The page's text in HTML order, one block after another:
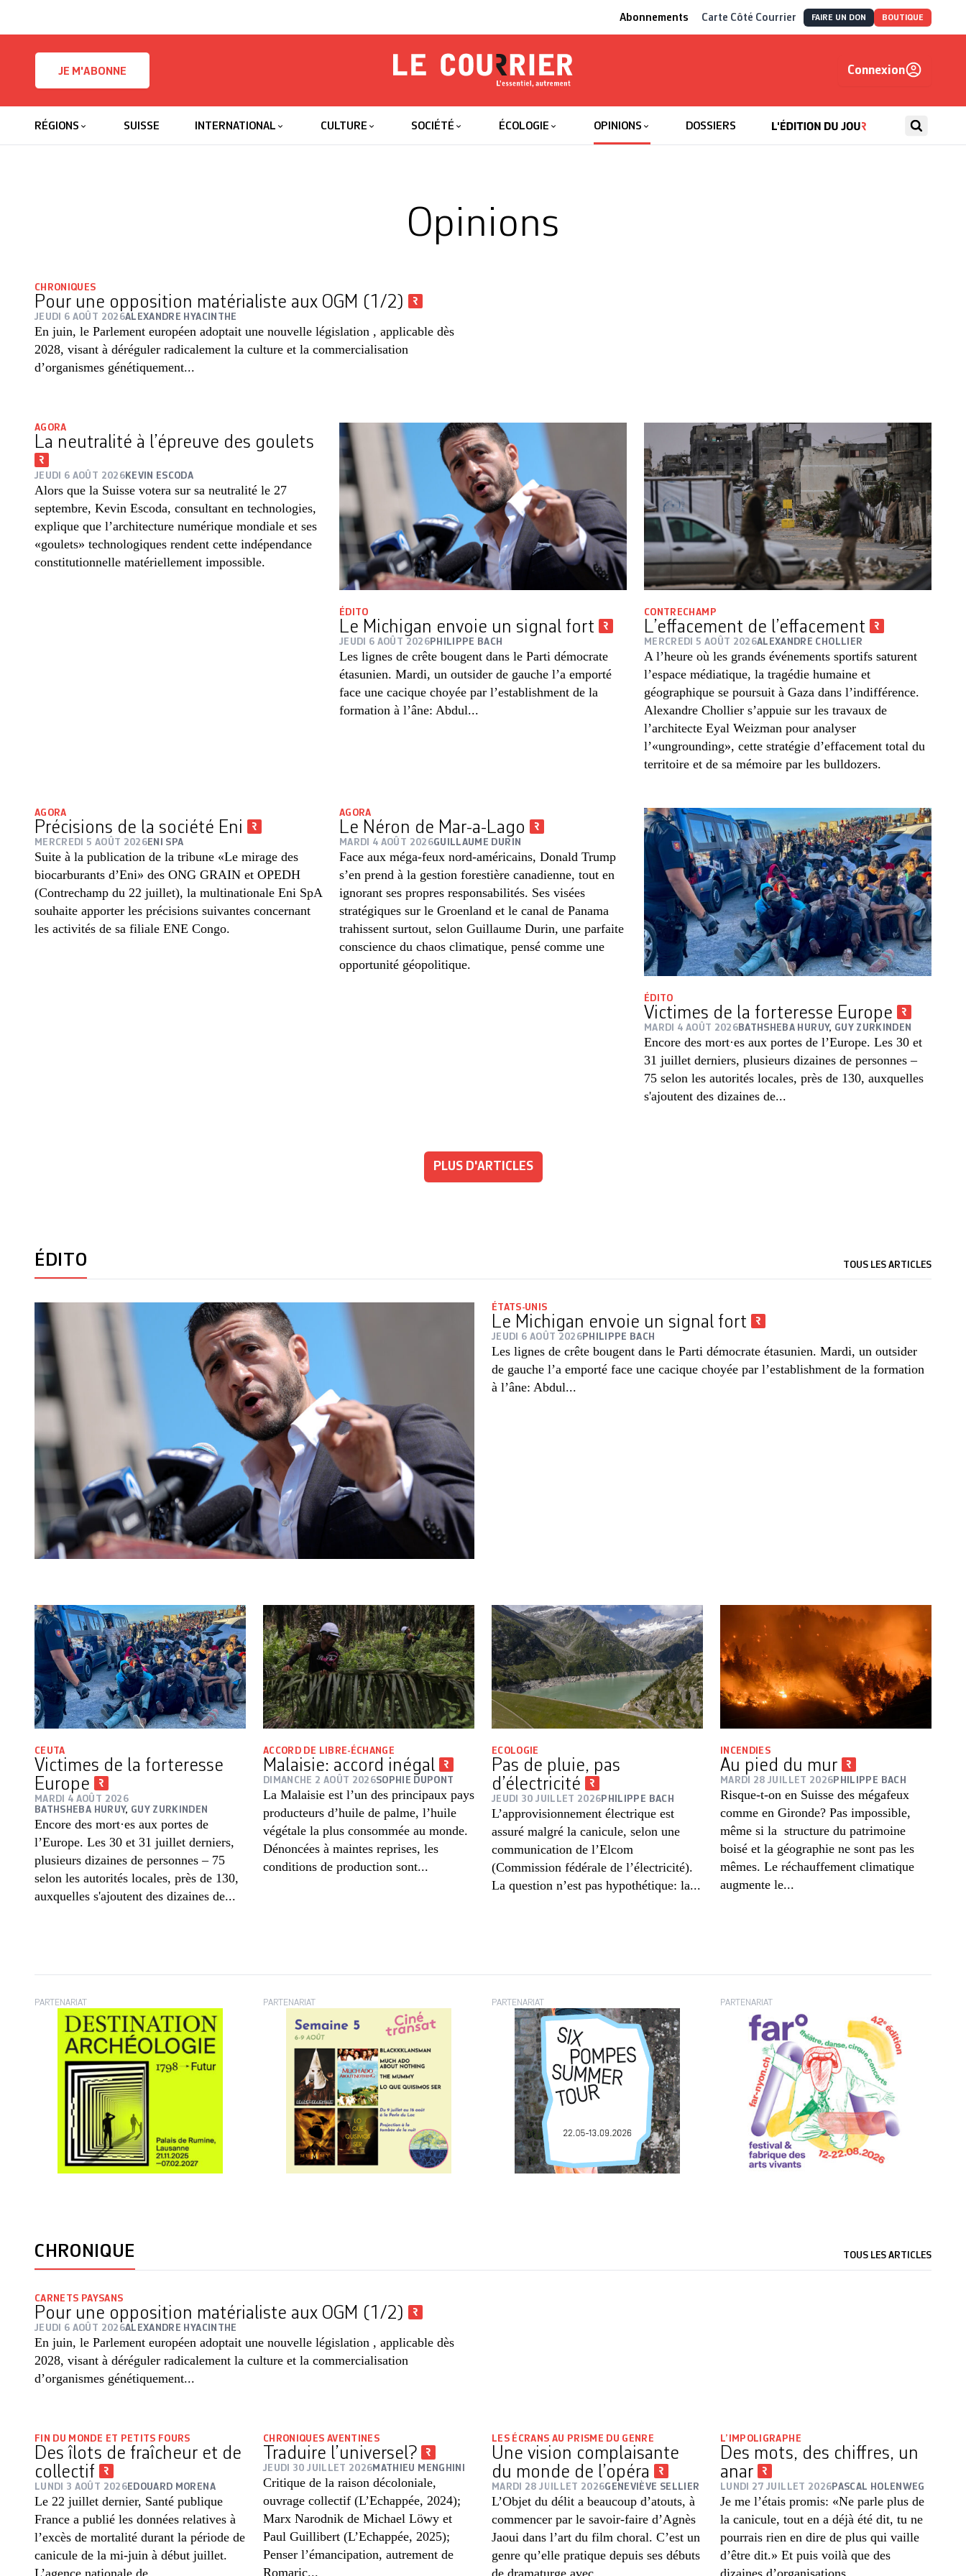
Abonnements Carte Côté Courrier FAIRE UN DON BOUTIQUE
JE M'ABONNE
Le Courrier
Connexion
RÉGIONS SUISSE INTERNATIONAL CULTURE SOCIÉTÉ ÉCOLOGIE OPINIONS DOSSIERS
Opinions
CHRONIQUES
Pour une opposition matérialiste aux OGM (1/2)
JEUDI 6 AOÛT 2026ALEXANDRE HYACINTHE
En juin, le Parlement européen adoptait une nouvelle législation , applicable dès
2028, visant à déréguler radicalement la culture et la commercialisation
d’organismes génétiquement...
AGORA
La neutralité à l’épreuve des goulets
JEUDI 6 AOÛT 2026KEVIN ESCODA
Alors que la Suisse votera sur sa neutralité le 27
septembre, Kevin Escoda, consultant en technologies,
explique que l’architecture numérique mondiale et ses
«goulets» technologiques rendent cette indépendance
constitutionnelle matériellement impossible.
ÉDITO
Le Michigan envoie un signal fort
JEUDI 6 AOÛT 2026PHILIPPE BACH
Les lignes de crête bougent dans le Parti démocrate
étasunien. Mardi, un outsider de gauche l’a emporté
face une cacique choyée par l’establishment de la
formation à l’âne: Abdul...
CONTRECHAMP
L’effacement de l’effacement
MERCREDI 5 AOÛT 2026ALEXANDRE CHOLLIER
A l’heure où les grands événements sportifs saturent
l’espace médiatique, la tragédie humaine et
géographique se poursuit à Gaza dans l’indifférence.
Alexandre Chollier s’appuie sur les travaux de
l’architecte Eyal Weizman pour analyser
l’«ungrounding», cette stratégie d’effacement total du
territoire et de sa mémoire par les bulldozers.
AGORA
Précisions de la société Eni
MERCREDI 5 AOÛT 2026 ENI SPA
Suite à la publication de la tribune «Le mirage des
biocarburants d’Eni» des ONG GRAIN et OPEDH
(Contrechamp du 22 juillet), la multinationale Eni SpA
souhaite apporter les précisions suivantes concernant
les activités de sa filiale ENE Congo.
AGORA
Le Néron de Mar-a-Lago
MARDI 4 AOÛT 2026GUILLAUME DURIN
Face aux méga-feux nord-américains, Donald Trump
s’en prend à la gestion forestière canadienne, tout en
ignorant ses propres responsabilités. Ses visées
stratégiques sur le Groenland et le canal de Panama
trahissent surtout, selon Guillaume Durin, une parfaite
conscience du chaos climatique, pensé comme une
opportunité géopolitique.
ÉDITO
Victimes de la forteresse Europe
MARDI 4 AOÛT 2026BATHSHEBA HURUY, GUY ZURKINDEN
Encore des mort·es aux portes de l’Europe. Les 30 et
31 juillet derniers, plusieurs dizaines de personnes –
75 selon les autorités locales, près de 130, auxquelles
s'ajoutent des dizaines de...
PLUS D'ARTICLES
ÉDITO TOUS LES ARTICLES
ÉTATS-UNIS
Le Michigan envoie un signal fort
JEUDI 6 AOÛT 2026PHILIPPE BACH
Les lignes de crête bougent dans le Parti démocrate étasunien. Mardi, un outsider
de gauche l’a emporté face une cacique choyée par l’establishment de la formation
à l’âne: Abdul...
CEUTA
Victimes de la forteresse
Europe
MARDI 4 AOÛT 2026
BATHSHEBA HURUY, GUY ZURKINDEN
Encore des mort·es aux portes de
l’Europe. Les 30 et 31 juillet derniers,
plusieurs dizaines de personnes – 75
selon les autorités locales, près de 130,
auxquelles s'ajoutent des dizaines de...
ACCORD DE LIBRE-ÉCHANGE
Malaisie: accord inégal
DIMANCHE 2 AOÛT 2026SOPHIE DUPONT
La Malaisie est l’un des principaux pays
producteurs d’huile de palme, l’huile
végétale la plus consommée au monde.
Dénoncées à maintes reprises, les
conditions de production sont...
ECOLOGIE
Pas de pluie, pas
d’électricité
JEUDI 30 JUILLET 2026 PHILIPPE BACH
L’approvisionnement électrique est
assuré malgré la canicule, selon une
communication de l’Elcom
(Commission fédérale de l’électricité).
La question n’est pas hypothétique: la...
INCENDIES
Au pied du mur
MARDI 28 JUILLET 2026 PHILIPPE BACH
Risque-t-on en Suisse des mégafeux
comme en Gironde? Pas impossible,
même si la structure du patrimoine
boisé et la géographie ne sont pas les
mêmes. Le réchauffement climatique
augmente le...
PARTENARIAT PARTENARIAT PARTENARIAT PARTENARIAT
CHRONIQUE TOUS LES ARTICLES
CARNETS PAYSANS
Pour une opposition matérialiste aux OGM (1/2)
JEUDI 6 AOÛT 2026ALEXANDRE HYACINTHE
En juin, le Parlement européen adoptait une nouvelle législation , applicable dès
2028, visant à déréguler radicalement la culture et la commercialisation
d’organismes génétiquement...
FIN DU MONDE ET PETITS FOURS
Des îlots de fraîcheur et de
collectif
LUNDI 3 AOÛT 2026EDOUARD MORENA
Le 22 juillet dernier, Santé publique
France a publié les données relatives à
l’excès de mortalité durant la période de
canicule de la mi-juin à début juillet.
L’agence nationale de...
CHRONIQUES AVENTINES
Traduire l’universel?
JEUDI 30 JUILLET 2026 MATHIEU MENGHINI
Critique de la raison décoloniale,
ouvrage collectif (L’Echappée, 2024);
Marx Narodnik de Michael Löwy et
Paul Guillibert (L’Echappée, 2025);
Penser l’émancipation, autrement de
Romaric...
LES ÉCRANS AU PRISME DU GENRE
Une vision complaisante
du monde de l’opéra
MARDI 28 JUILLET 2026GENEVIÈVE SELLIER
L’Objet du délit a beaucoup d’atouts, à
commencer par le savoir-faire d’Agnès
Jaoui dans l’art du film choral. C’est un
genre qu’elle pratique depuis ses débuts
de dramaturge avec...
L’IMPOLIGRAPHE
Des mots, des chiffres, un
anar
LUNDI 27 JUILLET 2026 PASCAL HOLENWEG
Je me l’étais promis: «Ne parle plus de
la canicule, tout en a déjà été dit, tu ne
pourrais rien en dire de plus qui vaille
d’être dit.» Et puis voilà que des
dizaines d’organisations, ...